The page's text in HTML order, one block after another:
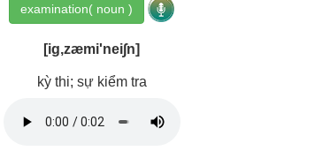
examination( noun )
[ig,zæmi'nei∫n]
kỳ thi; sự kiểm tra